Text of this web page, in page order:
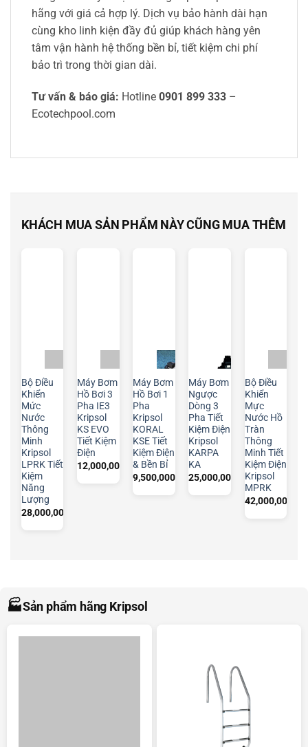
hãng với giá cả hợp lý. Dịch vụ bảo hành dài hạn
cùng kho linh kiện đầy đủ giúp khách hàng yên
tâm vận hành hệ thống bền bỉ, tiết kiệm chi phí
bảo trì trong thời gian dài.
Tư vấn & báo giá: Hotline 0901 899 333 –
Ecotechpool.com
KHÁCH MUA SẢN PHẨM NÀY CŨNG MUA THÊM
Bộ Điều
Khiển
Mức
Nước
Thông
Minh
Kripsol
LPRK Tiết
Kiệm
Năng
Lượng
28,000,000
Máy Bơm
Hồ Bơi 3
Pha IE3
Kripsol
KS EVO
Tiết Kiệm
Điện
12,000,000
Máy Bơm
Hồ Bơi 1
Pha
Kripsol
KORAL
KSE Tiết
Kiệm Điện
& Bền Bỉ
9,500,000
Máy Bơm
Ngược
Dòng 3
Pha Tiết
Kiệm Điện
Kripsol
KARPA
KA
25,000,000
Bộ Điều
Khiển
Mực
Nước Hồ
Tràn
Thông
Minh Tiết
Kiệm Điện
Kripsol
MPRK
42,000,000
🏭Sản phẩm hãng Kripsol